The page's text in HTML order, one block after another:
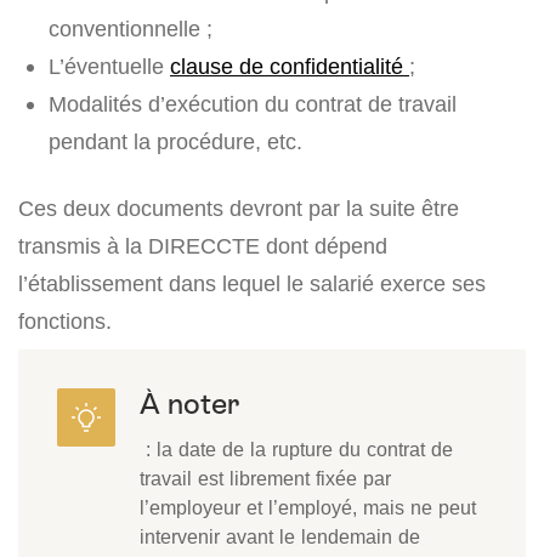
conventionnelle ;
L’éventuelle clause de confidentialité ;
Modalités d’exécution du contrat de travail
pendant la procédure, etc.
Ces deux documents devront par la suite être
transmis à la DIRECCTE dont dépend
l’établissement dans lequel le salarié exerce ses
fonctions.
À noter
: la date de la rupture du contrat de
travail est librement fixée par
l’employeur et l’employé, mais ne peut
intervenir avant le lendemain de